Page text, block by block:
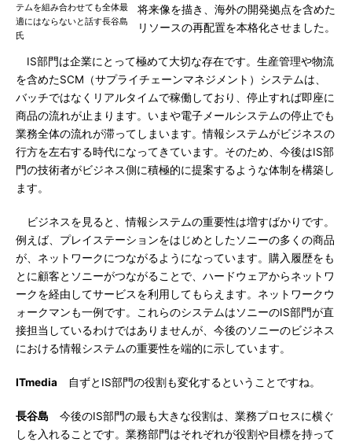
テムを組み合わせても全体最
適にはならないと話す長谷島
氏
将来像を描き、海外の開発拠点を含めた
リソースの再配置を本格化させました。
IS部門は企業にとって極めて大切な存在です。生産管理や物流
を含めたSCM（サプライチェーンマネジメント）システムは、
バッチではなくリアルタイムで稼働しており、停止すれば即座に
商品の流れが止まります。いまや電子メールシステムの停止でも
業務全体の流れが滞ってしまいます。情報システムがビジネスの
行方を左右する時代になってきています。そのため、今後はIS部
門の技術者がビジネス側に積極的に提案するような体制を構築し
ます。
ビジネスを見ると、情報システムの重要性は増すばかりです。
例えば、プレイステーションをはじめとしたソニーの多くの商品
が、ネットワークにつながるようになっています。購入履歴をも
とに顧客とソニーがつながることで、ハードウェアからネットワ
ークを経由してサービスを利用してもらえます。ネットワークウ
ォークマンも一例です。これらのシステムはソニーのIS部門が直
接担当しているわけではありませんが、今後のソニーのビジネス
における情報システムの重要性を端的に示しています。
ITmedia 自ずとIS部門の役割も変化するということですね。
長谷島 今後のIS部門の最も大きな役割は、業務プロセスに横ぐ
しを入れることです。業務部門はそれぞれが役割や目標を持って